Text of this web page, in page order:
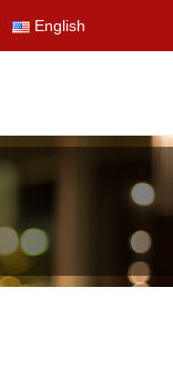
English